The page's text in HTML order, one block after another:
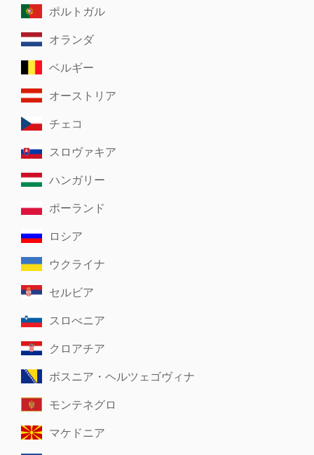
ポルトガル
オランダ
ベルギー
オーストリア
チェコ
スロヴァキア
ハンガリー
ポーランド
ロシア
ウクライナ
セルビア
スロべニア
クロアチア
ボスニア・ヘルツェゴヴィナ
モンテネグロ
マケドニア